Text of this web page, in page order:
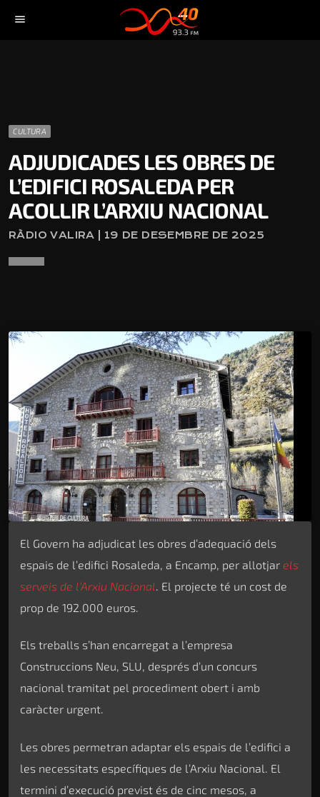
menu
CULTURA
ADJUDICADES LES OBRES DE
L’EDIFICI ROSALEDA PER
ACOLLIR L’ARXIU NACIONAL
RÀDIO VALIRA | 19 DE DESEMBRE DE 2025
El Govern ha adjudicat les obres d’adequació dels
espais de l’edifici Rosaleda, a Encamp, per allotjar els
serveis de l’Arxiu Nacional. El projecte té un cost de
prop de 192.000 euros.
Els treballs s’han encarregat a l’empresa
Construccions Neu, SLU, després d’un concurs
nacional tramitat pel procediment obert i amb
caràcter urgent.
Les obres permetran adaptar els espais de l’edifici a
les necessitats específiques de l’Arxiu Nacional. El
termini d’execució previst és de cinc mesos, a